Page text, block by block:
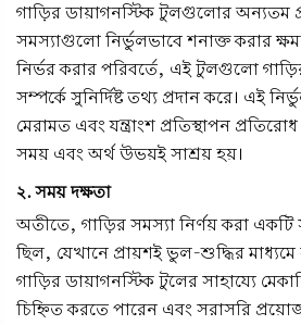
গাড়ির ডায়াগনস্টিক টুলগুলোর অন্যতম
সমস্যাগুলো নির্ভুলভাবে শনাক্ত করার
নির্ভর করার পরিবর্তে, এই টুলগুলো
সম্পর্কে সুনির্দিষ্ট তথ্য প্রদান করে। এই
মেরামত এবং যন্ত্রাংশ প্রতিস্থাপন
সময় এবং অর্থ উভয়ই সাশ্রয় হয়।
২. সময় দক্ষতা
অতীতে, গাড়ির সমস্যা নির্ণয় করা একটি
ছিল, যেখানে প্রায়শই ভুল-শুদ্ধির
গাড়ির ডায়াগনস্টিক টুলের সাহায্যে
চিহ্নিত করতে পারেন এবং সরাসরি